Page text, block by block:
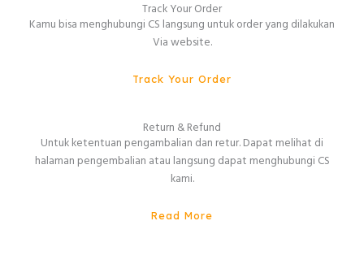
Track Your Order
Kamu bisa menghubungi CS langsung untuk order yang dilakukan
Via website.
Track Your Order
Return & Refund
Untuk ketentuan pengambalian dan retur. Dapat melihat di
halaman pengembalian atau langsung dapat menghubungi CS
kami.
Read More